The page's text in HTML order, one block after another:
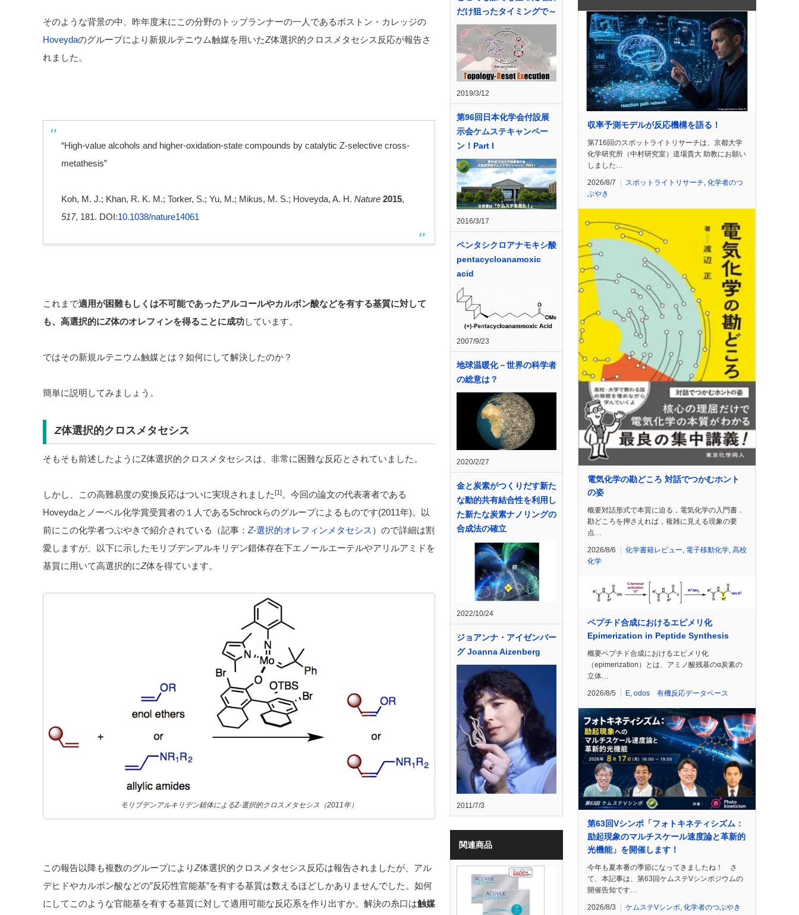
そのような背景の中、昨年度末にこの分野のトップランナーの一人であるボストン・カレッジの
Hoveydaのグループにより新規ルテニウム触媒を用いたZ体選択的クロスメタセシス反応が報告さ
れました。
“High-value alcohols and higher-oxidation-state compounds by catalytic Z-selective cross-
metathesis”
Koh, M. J.; Khan, R. K. M.; Torker, S.; Yu, M.; Mikus, M. S.; Hoveyda, A. H. Nature 2015,
517, 181. DOI:10.1038/nature14061
これまで適用が困難もしくは不可能であったアルコールやカルボン酸などを有する基質に対して
も、高選択的にZ体のオレフィンを得ることに成功しています。
ではその新規ルテニウム触媒とは？如何にして解決したのか？
簡単に説明してみましょう。
Z体選択的クロスメタセシス
そもそも前述したようにZ体選択的クロスメタセシスは、非常に困難な反応とされていました。
しかし、この高難易度の変換反応はついに実現されました[1]。今回の論文の代表著者である
Hoveydaとノーベル化学賞受賞者の１人であるSchrockらのグループによるものです(2011年)。以
前にこの化学者つぶやきで紹介されている（記事：Z-選択的オレフィンメタセシス ）ので詳細は割
愛しますが、以下に示したモリブデンアルキリデン錯体存在下エノールエーテルやアリルアミドを
基質に用いて高選択的にZ体を得ています。
モリブデンアルキリデン錯体によるZ-選択的クロスメタセシス（2011年）
この報告以降も複数のグループによりZ体選択的クロスメタセシス反応は報告されましたが、アル
デヒドやカルボン酸などの”反応性官能基”を有する基質は数えるほどしかありませんでした。如何
にしてこのような官能基を有する基質に対して適用可能な反応系を作り出すか。解決の糸口は触媒
だけ狙ったタイミングで～
2019/3/12
第96回日本化学会付設展
示会ケムステキャンペー
ン！Part I
2016/3/17
ペンタシクロアナモキシ酸
pentacycloanamoxic
acid
2007/9/23
地球温暖化－世界の科学者
の総意は？
2020/2/27
金と炭素がつくりだす新た
な動的共有結合性を利用し
た新たな炭素ナノリングの
合成法の確立
2022/10/24
ジョアンナ・アイゼンバー
グ Joanna Aizenberg
2011/7/3
関連商品
収率予測モデルが反応機構を語る！
第716回のスポットライトリサーチは、京都大学
化学研究所（中村研究室）道場貴大 助教にお願い
しました…
2026/8/7 スポットライトリサーチ 化学者のつ
ぶやき
電気化学の勘どころ 対話でつかむホント
の姿
概要対話形式で本質に迫る，電気化学の入門書．
勘どころを押さえれば，複雑に見える現象の要
点…
2026/8/6 化学書籍レビュー 電子移動化学 高校
化学
ペプチド合成におけるエピメリ化
Epimerization in Peptide Synthesis
概要ペプチド合成におけるエピメリ化
（epimerization）とは、アミノ酸残基のα炭素の
立体…
2026/8/5 E odos 有機反応データベース
第63回Vシンポ「フォトキネティシズム：
励起現象のマルチスケール速度論と革新的
光機能」を開催します！
今年も夏本番の季節になってきましたね！ さ
て、本記事は、第63回ケムステVシンポジウムの
開催告知です…
2026/8/3 ケムステVシンポ, 化学者のつぶやき